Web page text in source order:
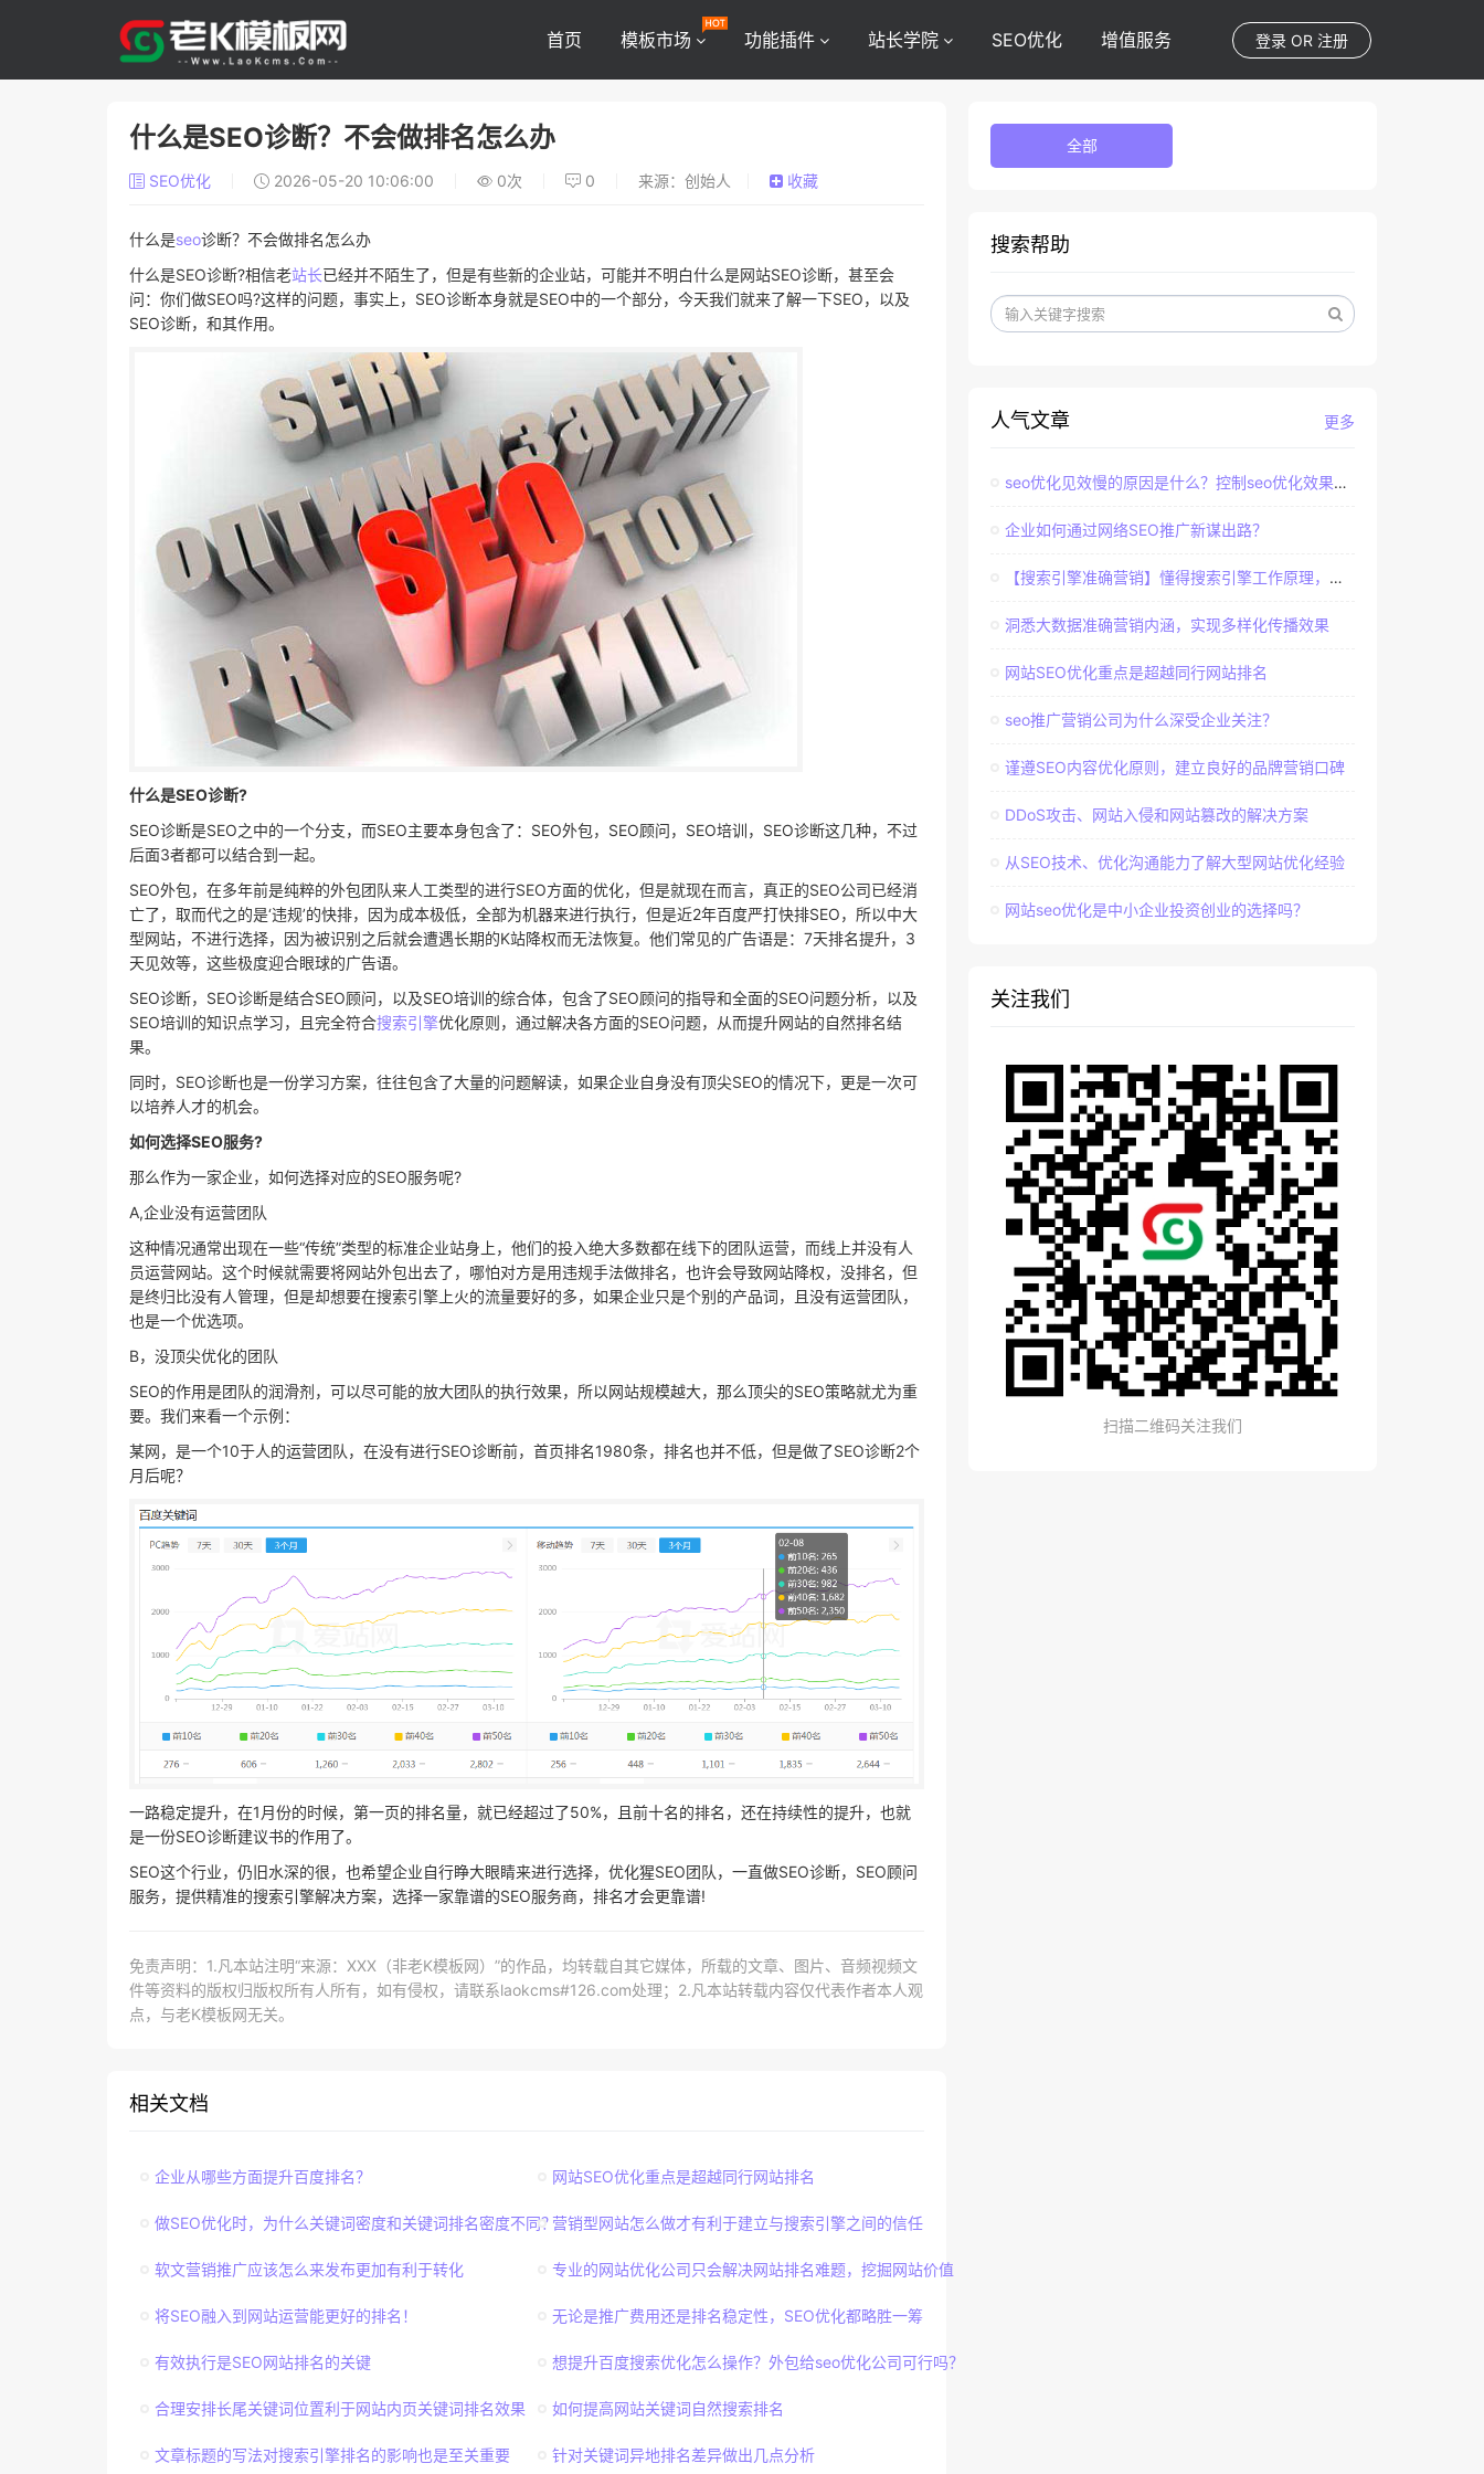
登录 OR 注册
首页 模板市场 功能插件 站长学院 SEO优化 增值服务
什么是SEO诊断？不会做排名怎么办
SEO优化 2026-05-20 10:06:00 0次 0 来源：创始人 收藏
什么是seo诊断？不会做排名怎么办
什么是SEO诊断?相信老站长已经并不陌生了，但是有些新的企业站，可能并不明白什么是网站SEO诊断，甚至会
问：你们做SEO吗?这样的问题，事实上，SEO诊断本身就是SEO中的一个部分，今天我们就来了解一下SEO，以及
SEO诊断，和其作用。
什么是SEO诊断?
SEO诊断是SEO之中的一个分支，而SEO主要本身包含了：SEO外包，SEO顾问，SEO培训，SEO诊断这几种，不过
后面3者都可以结合到一起。
SEO外包，在多年前是纯粹的外包团队来人工类型的进行SEO方面的优化，但是就现在而言，真正的SEO公司已经消
亡了，取而代之的是‘违规’的快排，因为成本极低，全部为机器来进行执行，但是近2年百度严打快排SEO，所以中大
型网站，不进行选择，因为被识别之后就会遭遇长期的K站降权而无法恢复。他们常见的广告语是：7天排名提升，3
天见效等，这些极度迎合眼球的广告语。
SEO诊断，SEO诊断是结合SEO顾问，以及SEO培训的综合体，包含了SEO顾问的指导和全面的SEO问题分析，以及
SEO培训的知识点学习，且完全符合搜索引擎优化原则，通过解决各方面的SEO问题，从而提升网站的自然排名结
果。
同时，SEO诊断也是一份学习方案，往往包含了大量的问题解读，如果企业自身没有顶尖SEO的情况下，更是一次可
以培养人才的机会。
如何选择SEO服务?
那么作为一家企业，如何选择对应的SEO服务呢?
A,企业没有运营团队
这种情况通常出现在一些“传统”类型的标准企业站身上，他们的投入绝大多数都在线下的团队运营，而线上并没有人
员运营网站。这个时候就需要将网站外包出去了，哪怕对方是用违规手法做排名，也许会导致网站降权，没排名，但
是终归比没有人管理，但是却想要在搜索引擎上火的流量要好的多，如果企业只是个别的产品词，且没有运营团队，
也是一个优选项。
B，没顶尖优化的团队
SEO的作用是团队的润滑剂，可以尽可能的放大团队的执行效果，所以网站规模越大，那么顶尖的SEO策略就尤为重
要。我们来看一个示例：
某网，是一个10于人的运营团队，在没有进行SEO诊断前，首页排名1980条，排名也并不低，但是做了SEO诊断2个
月后呢？
一路稳定提升，在1月份的时候，第一页的排名量，就已经超过了50%，且前十名的排名，还在持续性的提升，也就
是一份SEO诊断建议书的作用了。
SEO这个行业，仍旧水深的很，也希望企业自行睁大眼睛来进行选择，优化猩SEO团队，一直做SEO诊断，SEO顾问
服务，提供精准的搜索引擎解决方案，选择一家靠谱的SEO服务商，排名才会更靠谱!
免责声明：1.凡本站注明“来源：XXX（非老K模板网）”的作品，均转载自其它媒体，所载的文章、图片、音频视频文
件等资料的版权归版权所有人所有，如有侵权，请联系laokcms#126.com处理；2.凡本站转载内容仅代表作者本人观
点，与老K模板网无关。
相关文档
企业从哪些方面提升百度排名？ 网站SEO优化重点是超越同行网站排名
做SEO优化时，为什么关键词密度和关键词排名密度不同？营销型网站怎么做才有利于建立与搜索引擎之间的信任
软文营销推广应该怎么来发布更加有利于转化 专业的网站优化公司只会解决网站排名难题，挖掘网站价值
将SEO融入到网站运营能更好的排名！ 无论是推广费用还是排名稳定性，SEO优化都略胜一筹
有效执行是SEO网站排名的关键 想提升百度搜索优化怎么操作？外包给seo优化公司可行吗？
合理安排长尾关键词位置利于网站内页关键词排名效果 如何提高网站关键词自然搜索排名
文章标题的写法对搜索引擎排名的影响也是至关重要 针对关键词异地排名差异做出几点分析
全部
搜索帮助
更多
人气文章
seo优化见效慢的原因是什么？控制seo优化效果的直接因素
企业如何通过网络SEO推广新谋出路？
【搜索引擎准确营销】懂得搜索引擎工作原理，建立准确客户群体
洞悉大数据准确营销内涵，实现多样化传播效果
网站SEO优化重点是超越同行网站排名
seo推广营销公司为什么深受企业关注？
谨遵SEO内容优化原则，建立良好的品牌营销口碑
DDoS攻击、网站入侵和网站篡改的解决方案
从SEO技术、优化沟通能力了解大型网站优化经验
网站seo优化是中小企业投资创业的选择吗？
关注我们
扫描二维码关注我们